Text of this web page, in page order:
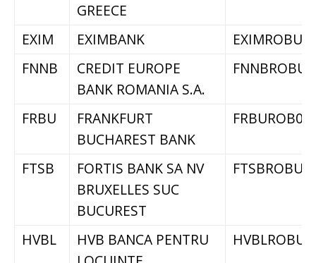
GREECE
EXIM EXIMBANK
EXIMROBU
FNNB
CREDIT EUROPE
BANK ROMANIA S.A.
FNNBROBU
FRBU
FRANKFURT
BUCHAREST BANK
FRBUROB0
FTSB
FORTIS BANK SA NV
BRUXELLES SUC
BUCUREST
FTSBROBU
HVBL
HVB BANCA PENTRU
HVBLROBU